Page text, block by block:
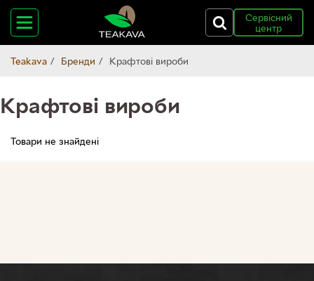
Сервісний
центр
Teakava Бренди Крафтові вироби
Крафтові вироби
Товари не знайдені